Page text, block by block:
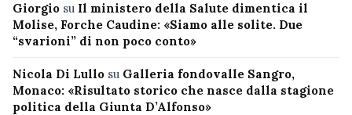
Giorgio su Il ministero della Salute dimentica il
Molise, Forche Caudine: «Siamo alle solite. Due
“svarioni” di non poco conto»
Nicola Di Lullo su Galleria fondovalle Sangro,
Monaco: «Risultato storico che nasce dalla stagione
politica della Giunta D’Alfonso»